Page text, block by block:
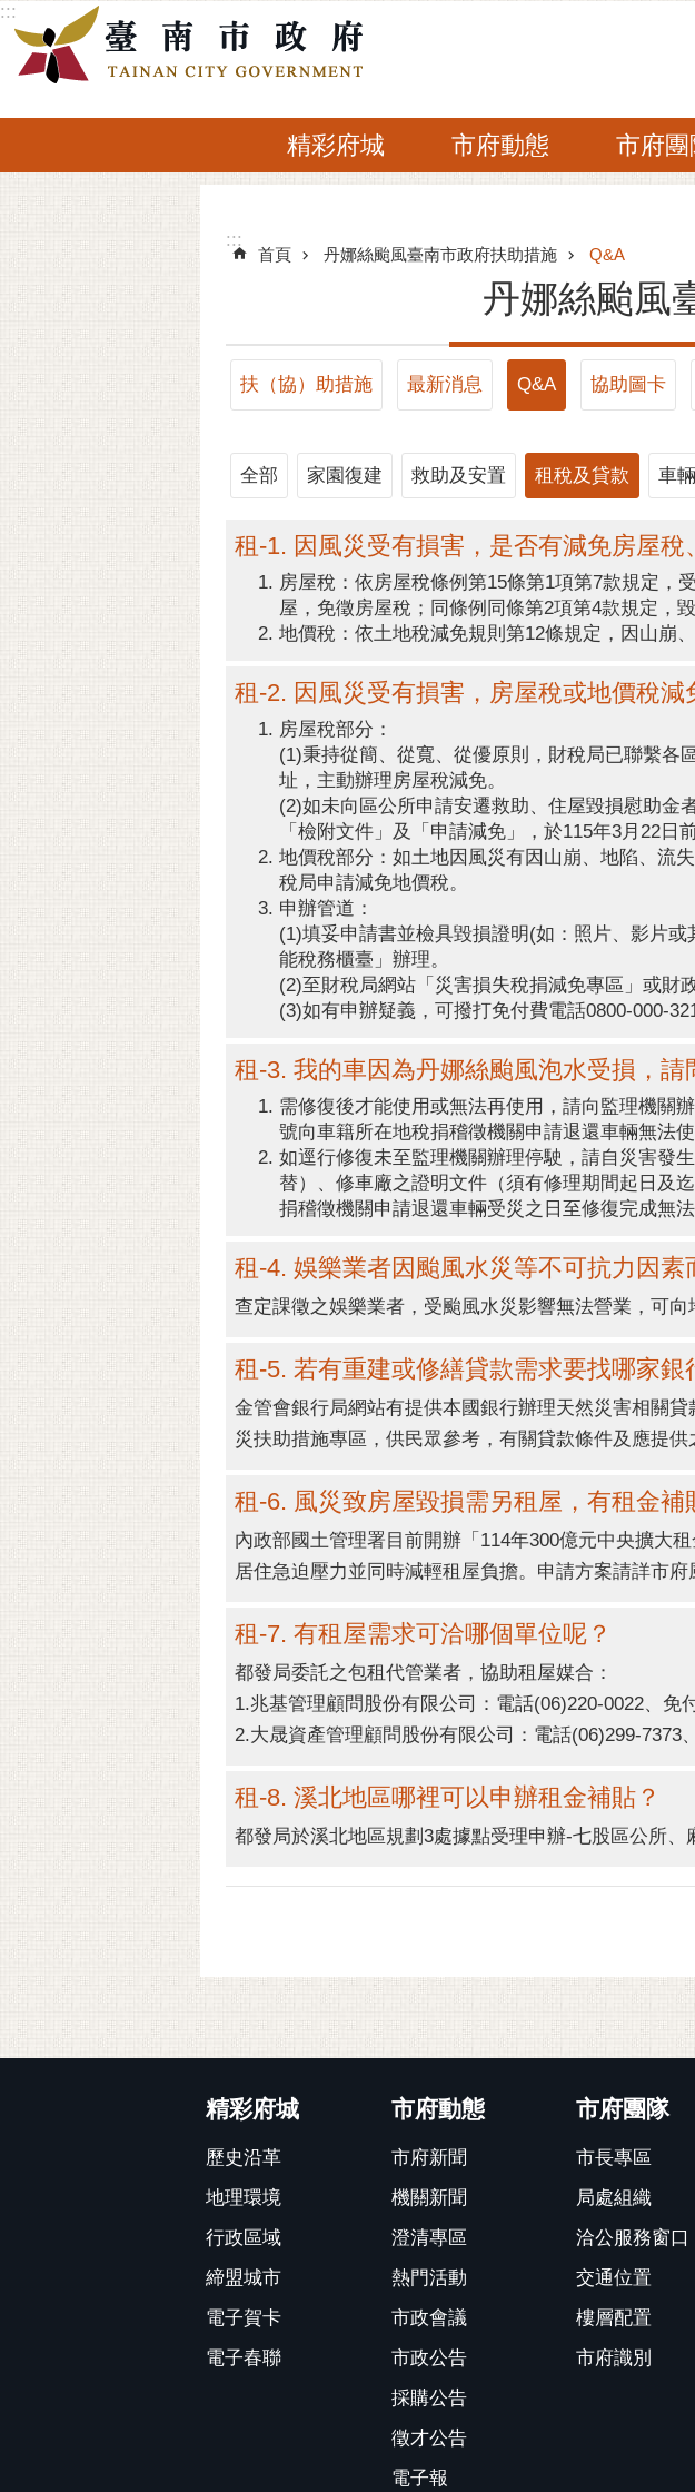
跳到主要內容區塊
:::
精彩府城 市府動態 市府團
:::
:::
首頁 丹娜絲颱風臺南市政府扶助措施 Q&A
丹娜絲颱風
扶（協）助措施 最新消息 Q&A 協助圖卡
全部 家園復建 救助及安置 租稅及貸款 車
租-1. 因風災受有損害，是否有減免房屋稅
房屋稅：依房屋稅條例第15條第1項第7款規定，
屋，免徵房屋稅；同條例同條第2項第4款規定，
地價稅：依土地稅減免規則第12條規定，因山崩
租-2. 因風災受有損害，房屋稅或地價稅減
房屋稅部分：
(1)秉持從簡、從寬、從優原則，財稅局已聯繫各
址，主動辦理房屋稅減免。
(2)如未向區公所申請安遷救助、住屋毀損慰助金
「檢附文件」及「申請減免」，於115年3月22日
地價稅部分：如土地因風災有因山崩、地陷、流
稅局申請減免地價稅。
申辦管道：
(1)填妥申請書並檢具毀損證明(如：照片、影片
能稅務櫃臺」辦理。
(2)至財稅局網站「災害損失稅捐減免專區」或財
(3)如有申辦疑義，可撥打免付費電話0800-000-
租-3. 我的車因為丹娜絲颱風泡水受損，
需修復後才能使用或無法再使用，請向監理機關
號向車籍所在地稅捐稽徵機關申請退還車輛無法
如逕行修復未至監理機關辦理停駛，請自災害發
替）、修車廠之證明文件（須有修理期間起日及
捐稽徵機關申請退還車輛受災之日至修復完成無
租-4. 娛樂業者因颱風水災等不可抗力因素
查定課徵之娛樂業者，受颱風水災影響無法營業，可
租-5. 若有重建或修繕貸款需求要找哪家銀
金管會銀行局網站有提供本國銀行辦理天然災害相關
災扶助措施專區，供民眾參考，有關貸款條件及應提供
租-6. 風災致房屋毀損需另租屋，有租金補
內政部國土管理署目前開辦「114年300億元中央擴大
居住急迫壓力並同時減輕租屋負擔。申請方案請詳市府
租-7. 有租屋需求可洽哪個單位呢？
都發局委託之包租代管業者，協助租屋媒合：
1.兆基管理顧問股份有限公司：電話(06)220-0022、免
2.大晟資產管理顧問股份有限公司：電話(06)299-7373
租-8. 溪北地區哪裡可以申辦租金補貼？
都發局於溪北地區規劃3處據點受理申辦-七股區公所
精彩府城
歷史沿革
地理環境
行政區域
締盟城市
電子賀卡
電子春聯
市府動態
市府新聞
機關新聞
澄清專區
熱門活動
市政會議
市政公告
採購公告
徵才公告
電子報
市府團隊
市長專區
局處組織
洽公服務窗口
交通位置
樓層配置
市府識別